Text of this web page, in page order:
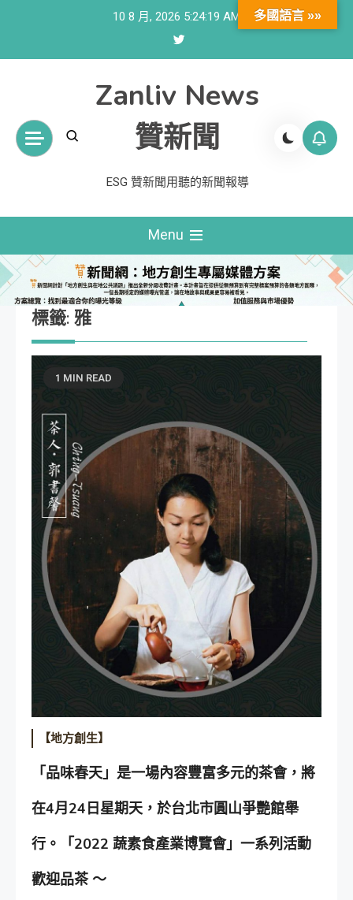
10 8 月, 2026 5:24:20 AM
Zanliv News
贊新聞
ESG 贊新聞用聽的新聞報導
Menu
標籤: 雅
1 MIN READ
【地方創生】
「品味春天」是一場內容豐富多元的茶會，將
在4月24日星期天，於台北市圓山爭艷館舉
行。「2022 蔬素食產業博覽會」一系列活動
歡迎品茶 ～
多國語言 »»